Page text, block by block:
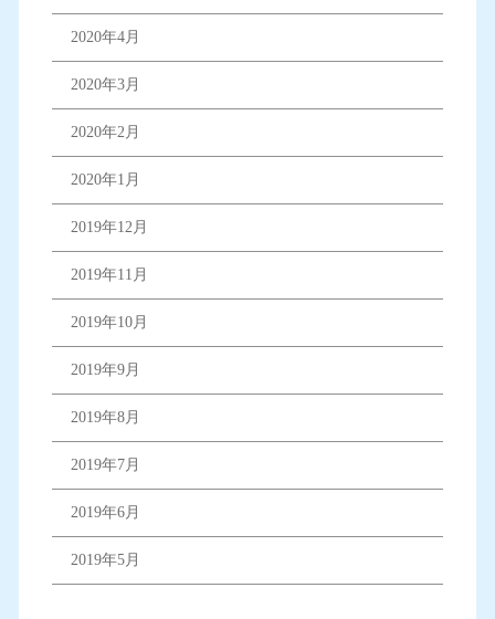
2020年4月
2020年3月
2020年2月
2020年1月
2019年12月
2019年11月
2019年10月
2019年9月
2019年8月
2019年7月
2019年6月
2019年5月